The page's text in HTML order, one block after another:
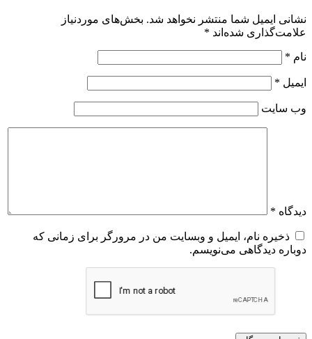
نشانی ایمیل شما منتشر نخواهد شد. بخش‌های موردنیاز
علامت‌گذاری شده‌اند *
نام *
ایمیل *
وب‌ سایت
دیدگاه *
ذخیره نام، ایمیل و وبسایت من در مرورگر برای زمانی که
دوباره دیدگاهی می‌نویسم.